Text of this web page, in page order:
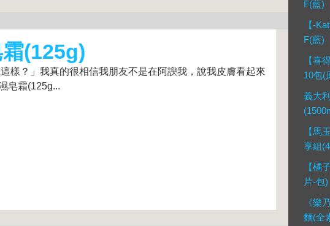
(125g)
樣？」我真的很相信我朋友不是在阿諛我，說我皮膚看起來
皂霜(125g...
F(藍)
【-
F(藍)
【喜
10包(
義大
【馬
享組
【橘
片-包)
《樂
麵(全